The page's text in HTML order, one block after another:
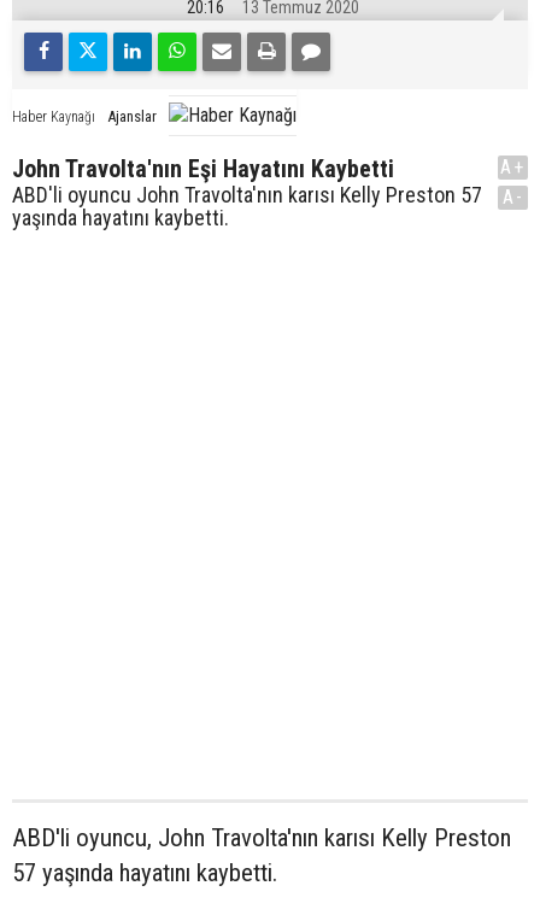
20:16 13 Temmuz 2020
Haber Kaynağı Ajanslar
John Travolta'nın Eşi Hayatını Kaybetti
ABD'li oyuncu John Travolta'nın karısı Kelly Preston 57
yaşında hayatını kaybetti.
A+
A-
ABD'li oyuncu, John Travolta'nın karısı Kelly Preston
57 yaşında hayatını kaybetti.